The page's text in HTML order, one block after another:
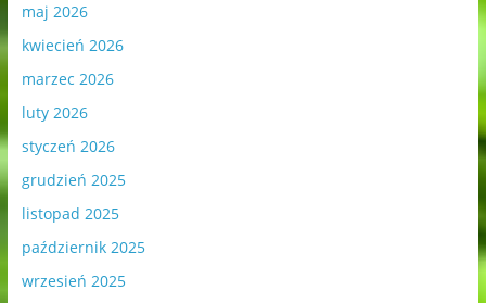
maj 2026
kwiecień 2026
marzec 2026
luty 2026
styczeń 2026
grudzień 2025
listopad 2025
październik 2025
wrzesień 2025